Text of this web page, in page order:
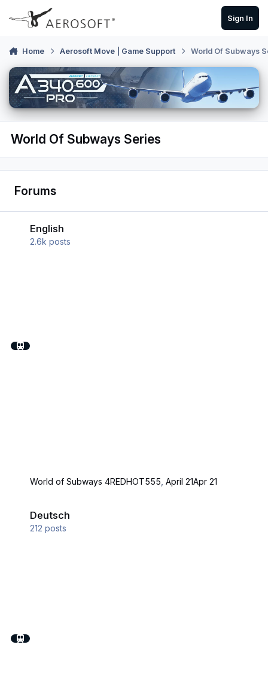
Skip to content
Sign In
Home Aerosoft Move | Game Support World Of Subways
World Of Subways Series
Forums
English
2.6k posts
World of Subways 4REDHOT555 ,April 21Apr 21
Deutsch
212 posts